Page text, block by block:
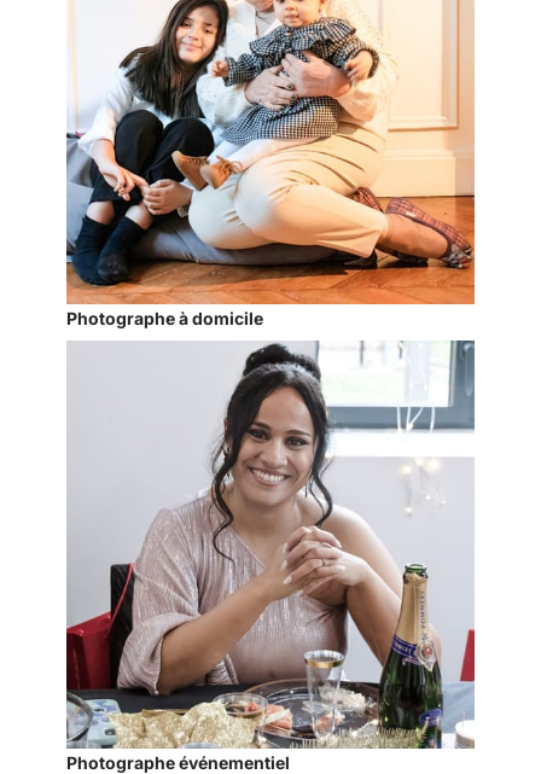
Photographe à domicile
Photographe événementiel